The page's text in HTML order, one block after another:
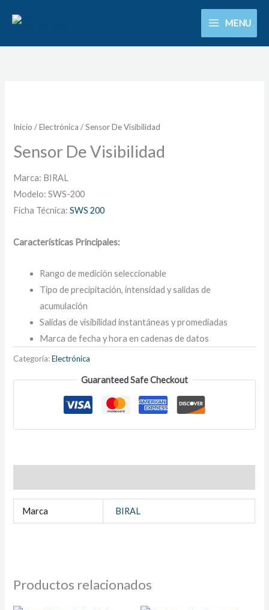
MENU
Inicio /Electrónica / Sensor De Visibilidad
Sensor De Visibilidad
Marca: BIRAL
Modelo: SWS-200
Ficha Técnica:SWS 200
Características Principales:
Rango de medición seleccionable
Tipo de precipitación, intensidad y salidas de
acumulación
Salidas de visibilidad instantáneas y promediadas
Marca de fecha y hora en cadenas de datos
Categoría:Electrónica
Guaranteed Safe Checkout
Marca BIRAL
Productos relacionados